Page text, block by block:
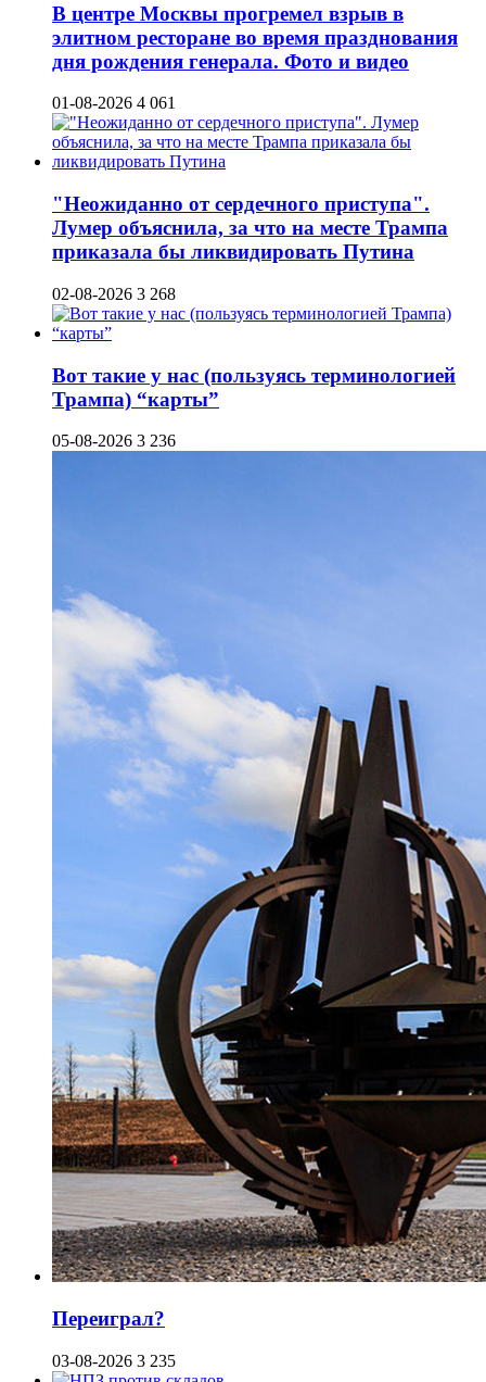
В центре Москвы прогремел взрыв в
элитном ресторане во время празднования
дня рождения генерала. Фото и видео
01-08-2026 4 061
"Неожиданно от сердечного приступа".
Лумер объяснила, за что на месте Трампа
приказала бы ликвидировать Путина
02-08-2026 3 268
Вот такие у нас (пользуясь терминологией
Трампа) “карты”
05-08-2026 3 236
Переиграл?
03-08-2026 3 235